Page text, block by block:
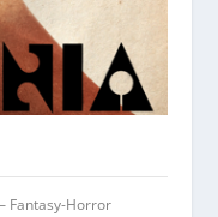
– Fantasy-Horror